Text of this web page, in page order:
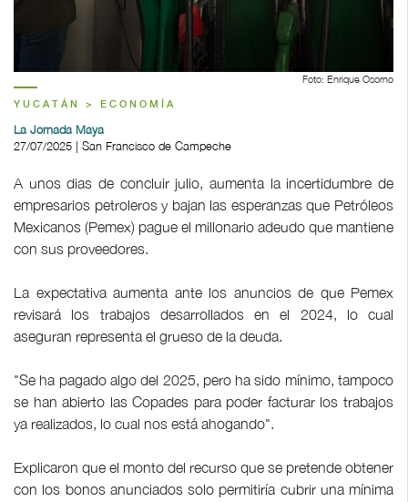
Foto: Enrique Osorno
YUCATÁN > ECONOMÍA
La Jornada Maya
27/07/2025 | San Francisco de Campeche
A unos dias de concluir julio, aumenta la incertidumbre de
empresarios petroleros y bajan las esperanzas que Petróleos
Mexicanos (Pemex) pague el millonario adeudo que mantiene
con sus proveedores.
La expectativa aumenta ante los anuncios de que Pemex
revisará los trabajos desarrollados en el 2024, lo cual
aseguran representa el grueso de la deuda.
"Se ha pagado algo del 2025, pero ha sido mínimo, tampoco
se han abierto las Copades para poder facturar los trabajos
ya realizados, lo cual nos está ahogando".
Explicaron que el monto del recurso que se pretende obtener
con los bonos anunciados solo permitiría cubrir una mínima